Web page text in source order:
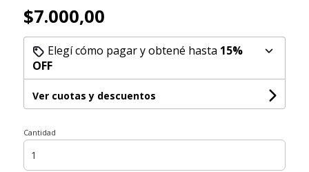
$7.000,00
Elegí cómo pagar y obtené hasta 15%
OFF
Ver cuotas y descuentos
Cantidad